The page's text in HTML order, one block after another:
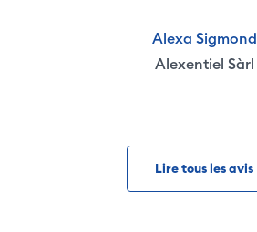
Alexa Sigmond
Alexentiel Sàrl
Lire tous les avis